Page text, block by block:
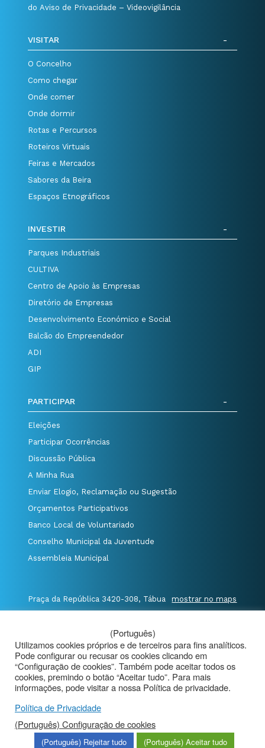
do Aviso de Privacidade – Videovigilância
VISITAR
O Concelho
Como chegar
Onde comer
Onde dormir
Rotas e Percursos
Roteiros Virtuais
Feiras e Mercados
Sabores da Beira
Espaços Etnográficos
INVESTIR
Parques Industriais
CULTIVA
Centro de Apoio às Empresas
Diretório de Empresas
Desenvolvimento Económico e Social
Balcão do Empreendedor
ADI
GIP
PARTICIPAR
Eleições
Participar Ocorrências
Discussão Pública
A Minha Rua
Enviar Elogio, Reclamação ou Sugestão
Orçamentos Participativos
Banco Local de Voluntariado
Conselho Municipal da Juventude
Assembleia Municipal
Praça da República 3420-308, Tábua mostrar no maps
E. geral@cm-tabua.pt
@Município de Tábua | Mapa do Portal
|
Politica de Privacidade
|
Aviso de Privacidade - Videovigilância
(Português)
Utilizamos cookies próprios e de terceiros para fins analíticos.
Pode configurar ou recusar os cookies clicando em
“Configuração de cookies”. Também pode aceitar todos os
cookies, premindo o botão “Aceitar tudo”. Para mais
informações, pode visitar a nossa Política de privacidade.
Política de Privacidade
(Português) Configuração de cookies
(Português) Rejeitar tudo (Português) Aceitar tudo